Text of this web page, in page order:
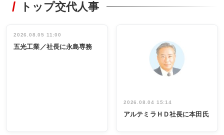
非鉄業界で
インタビュ
ー／社内ア
タックトレー
祝う 業界関
係者ら220人
出席
トップ交代人事
2026.08.05 11:00
五光工業／社長に永島専務
2026.08.04 15:14
アルテミラＨＤ社長に本田氏